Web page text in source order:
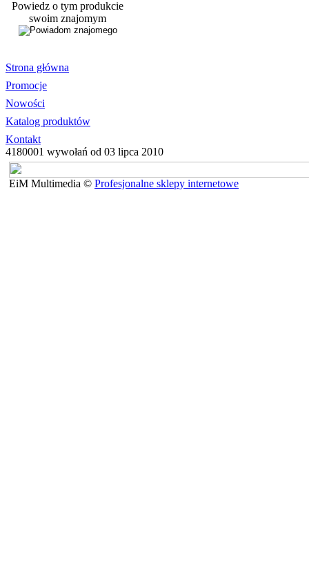
Powiedz o tym produkcie
swoim znajomym
Strona główna
Promocje
Nowości
Katalog produktów
Kontakt
4180001 wywołań od 03 lipca 2010
EiM Multimedia © Profesjonalne sklepy internetowe